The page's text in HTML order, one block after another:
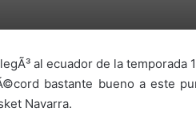
al ecuador de la
bastante bueno a este
Navarra.